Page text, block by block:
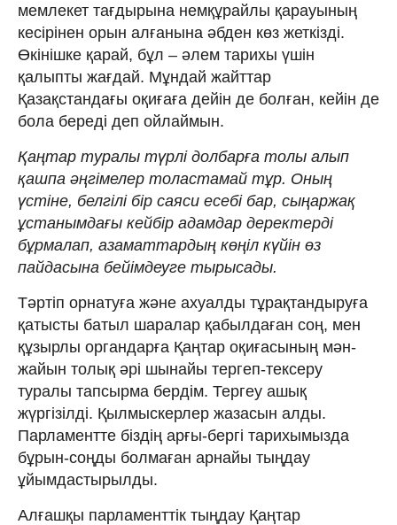
мемлекет тағдырына немқұрайлы қарауының
кесірінен орын алғанына әбден көз жеткізді.
Өкінішке қарай, бұл – әлем тарихы үшін
қалыпты жағдай. Мұндай жайттар
Қазақстандағы оқиғаға дейін де болған, кейін де
бола береді деп ойлаймын.
Қаңтар туралы түрлі долбарға толы алып
қашпа әңгімелер толастамай тұр. Оның
үстіне, белгілі бір саяси есебі бар, сыңаржақ
ұстанымдағы кейбір адамдар деректерді
бұрмалап, азаматтардың көңіл күйін өз
пайдасына бейімдеуге тырысады.
Тәртіп орнатуға және ахуалды тұрақтандыруға
қатысты батыл шаралар қабылдаған соң, мен
құзырлы органдарға Қаңтар оқиғасының мән-
жайын толық әрі шынайы тергеп-тексеру
туралы тапсырма бердім. Тергеу ашық
жүргізілді. Қылмыскерлер жазасын алды.
Парламентте біздің арғы-бергі тарихымызда
бұрын-соңды болмаған арнайы тыңдау
ұйымдастырылды.
Алғашқы парламенттік тыңдау Қаңтар